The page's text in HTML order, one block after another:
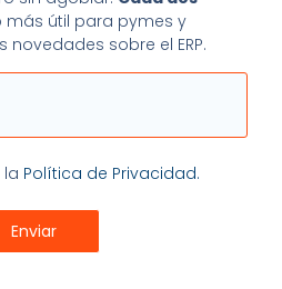
útil para pymes y
sobre el ERP.
la Política de Privacidad.
Enviar